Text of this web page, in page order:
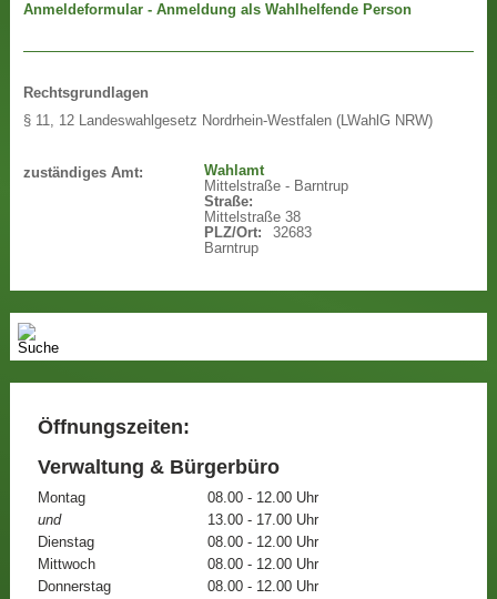
Anmeldeformular - Anmeldung als Wahlhelfende Person
Rechtsgrundlagen
§ 11, 12 Landeswahlgesetz Nordrhein-Westfalen (LWahlG NRW)
zuständiges Amt:
Wahlamt
Mittelstraße - Barntrup
Straße:
Mittelstraße 38
PLZ/Ort:
32683
Barntrup
Öffnungszeiten:
Verwaltung & Bürgerbüro
Montag
08.00 - 12.00 Uhr
und
13.00 - 17.00 Uhr
Dienstag
08.00 - 12.00 Uhr
Mittwoch
08.00 - 12.00 Uhr
Donnerstag
08.00 - 12.00 Uhr